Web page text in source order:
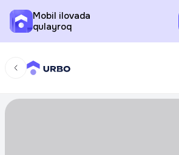
Mobil ilovada
qulayroq